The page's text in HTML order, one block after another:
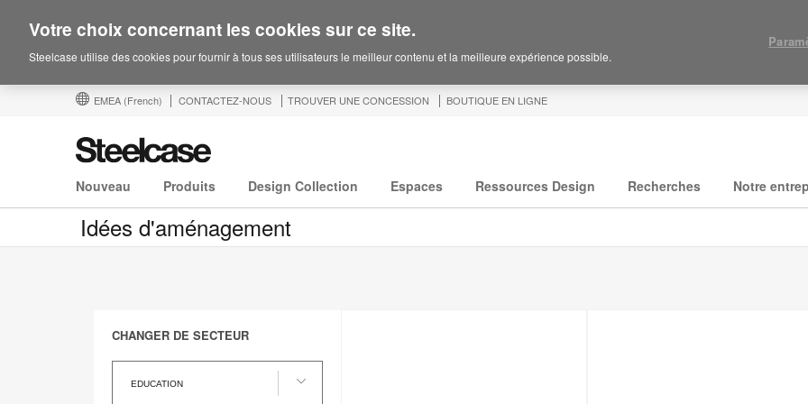
EMEA (French) CONTACTEZ-NOUS TROUVER UNE CONCESSION BOUTIQUE EN LIGNE
Nouveau Produits Design Collection Espaces Ressources Design Recherches Notre
Idées d'aménagement
CHANGER DE SECTEUR
EDUCATION
Votre choix concernant les cookies sur ce site.
Steelcase utilise des cookies pour fournir à tous ses utilisateurs le meilleur contenu et la meilleure expérience possible.